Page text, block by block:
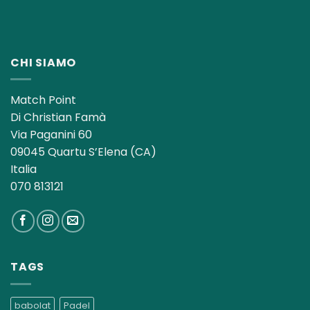
CHI SIAMO
Match Point
Di Christian Famà
Via Paganini 60
09045 Quartu S’Elena (CA)
Italia
070 813121
TAGS
babolat Padel